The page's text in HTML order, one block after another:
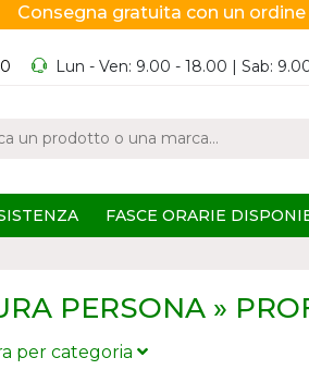
Consegna gratuita con un
Lun - Ven: 9.00 - 18.00 | Sab:
FASCE ORARIE
PERSONA »
per categoria